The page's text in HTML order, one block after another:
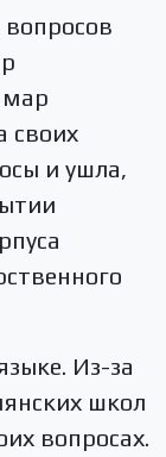
вопросов
своих
и ушла,
Из-за
школ
вопросах.